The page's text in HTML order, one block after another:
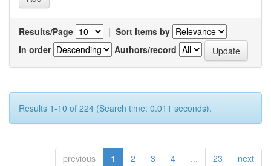
Results/Page | Sort items by
In order
Authors/record
Results 1-10 of 224 (Search time: 0.011 seconds).
previous 1 2 3 4 ... 23 next